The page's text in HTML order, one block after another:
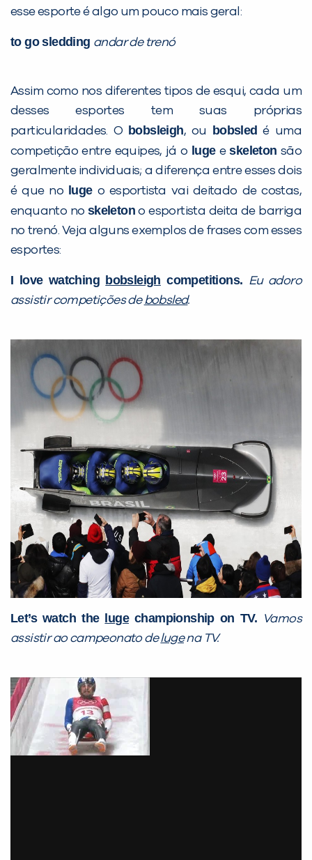
esse esporte é algo um pouco mais geral:
to go sledding andar de trenó
Assim como nos diferentes tipos de esqui, cada um
desses esportes tem suas próprias
particularidades. O
bobsleigh, ou bobsled é uma
competição entre equipes, já o
lugeeskeleton são
geralmente individuais; a diferença entre esses dois
é que no
lugeo esportista vai deitado de costas,
enquanto no skeleton o esportista deita de barriga
no trenó. Veja alguns exemplos de frases com esses
esportes:
I love watching bobsleigh competitions. Eu adoro
assistir competições debobsled.
Let’s watch the lugechampionship on TV.
Vamos
assistir ao campeonato delugena TV.